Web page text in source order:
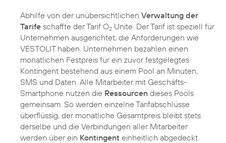
Abhilfe von der unübersichtlichen Verwaltung der
Tarife schaffte der Tarif O2 Unite. Der Tarif ist speziell für
Unternehmen ausgerichtet, die Anforderungen wie
VESTOLIT haben. Unternehmen bezahlen einen
monatlichen Festpreis für ein zuvor festgelegtes
Kontingent bestehend aus einem Pool an Minuten,
SMS und Daten. Alle Mitarbeiter mit Geschäfts-
Smartphone nutzen die Ressourcen dieses Pools
gemeinsam. So werden einzelne Tarifabschlüsse
überflüssig, der monatliche Gesamtpreis bleibt stets
derselbe und die Verbindungen aller Mitarbeiter
werden über ein Kontingent einheitlich abgedeckt.